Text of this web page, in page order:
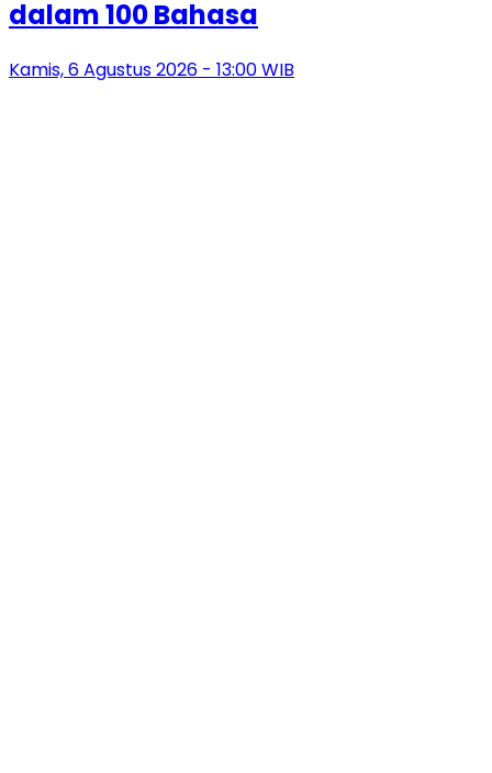
dalam 100 Bahasa
Kamis, 6 Agustus 2026 - 13:00 WIB